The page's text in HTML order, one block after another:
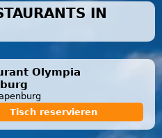
IN
Olympia
Tisch reservieren